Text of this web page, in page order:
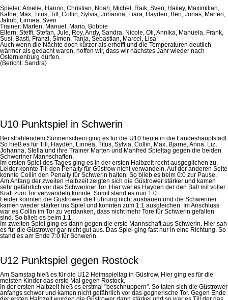
Spieler: Amelie, Hanno, Christian, Noah, Michel, Raik, Sven, Hailey, Maximilian,
Käthe, Max, Titus, Till, Collin, Sylvia, Johanna, Liara, Hayden, Ben, Jonas, Marten,
Jakob, Linnea, Sven
Trainer: Marten, Manuel, Mario, Bobbie
Eltern: Steffi, Stefan, Jule, Roy, Andy, Sandra, Nicole, Oli, Annika, Manuela, Frank,
Susi, Basti, Franzi, Simon, Tanja, Sebastian, Marcel, Lisa
Auch wenn die Nächte doch kürzer als erhofft und die Temperaturen deutlich
wärmer als gedacht waren, hoffen wir, dass wir nächstes Jahr wieder nach
Osternienburg dürfen.
(Bericht: Sandra)
U10 Punktspiel in Schwerin
Bei strahlendem Sonnenschein ging es für die U10 heute in die Landeshauptstadt.
So hieß es für Till, Hayden, Linnea, Titus, Sylvia, Collin, Max, Bjarne, Anna Liz,
Johanna, Stella und ihre Trainer Marten und Manfred Spieltag gegen die beiden
Schweriner Mannschaften.
Im ersten Spiel des Tages ging es in der ersten Halbzeit recht ausgeglichen zu.
Leider konnte Till den Penalty für Güstrow nicht verwandeln. Auf der anderen Seite
konnte Collin den Penalty für Schwerin halten. So blieb es beim 0:0 zur Pause.
Am Anfang der zweiten Halbzeit zeigten sich die Güstrower stärker und kamen
sehr gefährlich vor das Schweriner Tor. Hier war es Hayden der den Ball mit voller
Kraft zum Tor verwandeln konnte. Somit stand es nun 1:0.
Leider konnten die Güstrower die Führung nicht ausbauen und die Schweriner
kamen wieder stärker ins Spiel und konnten zum 1:1 ausgleichen. Im Anschluss
war es Collin im Tor zu verdanken, dass nicht mehr Tore für Schwerin gefallen
sind. So blieb es beim 1:1.
Im zweiten Spiel ging es dann gegen die erste Mannschaft aus Schwerin. Hier sah
es für die Güstrower gar nicht gut aus. Das Spiel ging fast nur in eine Richtung. So
stand es am Ende 7:0 für Schwerin.
U12 Punktspiel gegen Rostock
Am Samstag hieß es für die U12 Heimspieltag in Güstrow. Hier ging es für die
meisten Kinder das erste Mal gegen Rostock.
In der ersten Halbzeit hieß es erstmal "beschnuppern". So taten sich die Güstrower
anfangs schwer und kamen nicht gefährlich vor das gegnerische Tor. Gegen Ende